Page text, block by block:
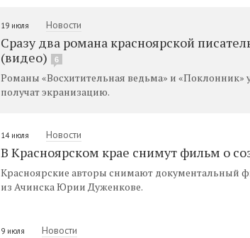
19 июля Новости
Сразу два романа красноярской
(видео)
6
Романы «Восхитительная ведьма» и
получат экранизацию.
14 июля Новости
В Красноярском крае снимут фильм о
Красноярские авторы снимают документальный
из Ачинска Юрии Дуженкове.
9 июля Новости